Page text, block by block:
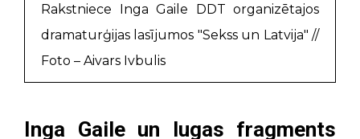
Rakstniece Inga Gaile DDT organizētajos
dramaturģijas lasījumos "Sekss un Latvija" //
Foto – Aivars Ivbulis
Inga Gaile un lugas fragments